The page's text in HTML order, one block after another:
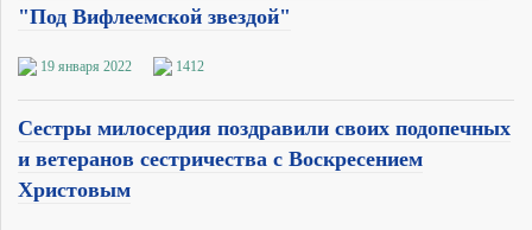
"Под Вифлеемской звездой"
19 января 2022 1412
Сестры милосердия поздравили своих подопечных
и ветеранов сестричества с Воскресением
Христовым